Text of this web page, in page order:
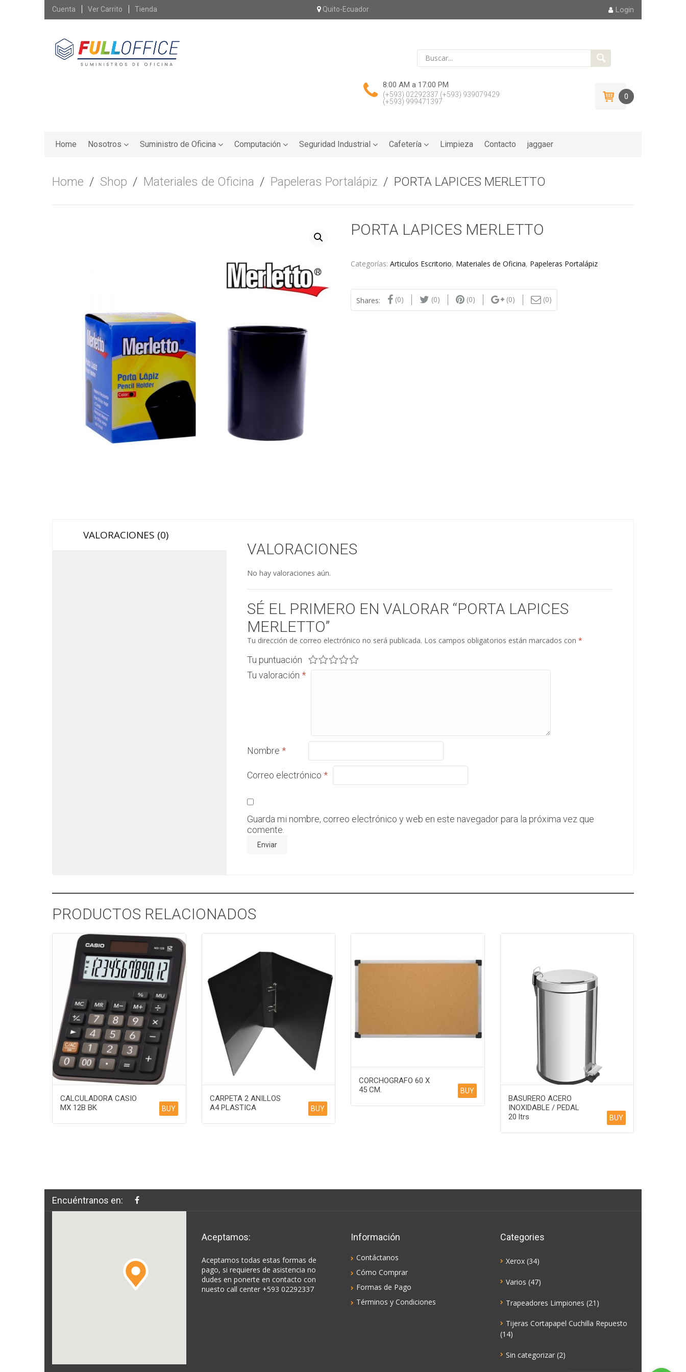
Skip
Cuenta Ver Carrito Tienda Quito-Ecuador Login
8:00 AM a 17:00 PM
(+593) 02292337 (+593) 939079429
(+593) 999471397
0
to
Home Nosotros Suministro de Oficina Computación Seguridad Industrial Cafetería Limpieza Contacto jaggaer
Home / Shop / Materiales de Oficina / Papeleras Portalápiz / PORTA LAPICES MERLETTO
PORTA LAPICES MERLETTO
Categorías: Articulos Escritorio, Materiales de Oficina, Papeleras Portalápiz
Shares: (0) (0) (0) (0) (0)
VALORACIONES (0)
VALORACIONES
No hay valoraciones aún.
SÉ EL PRIMERO EN VALORAR “PORTA LAPICES
MERLETTO”
Tu dirección de correo electrónico no será publicada. Los campos obligatorios están marcados con*
Tu puntuación
Tu valoración*
Nombre*
Correo electrónico*
Guarda mi nombre, correo electrónico y web en este navegador para la próxima vez que
comente.
PRODUCTOS RELACIONADOS
CALCULADORA CASIO
MX 12B BK
BUY
CARPETA 2 ANILLOS
A4 PLASTICA
BUY
CORCHOGRAFO 60 X
45 CM.
BUY
BASURERO ACERO
INOXIDABLE / PEDAL
20 ltrs
BUY
Encuéntranos en:
Aceptamos:
Aceptamos todas estas formas de
pago, si requieres de asistencia no
dudes en ponerte en contacto con
nuesto call center +593 02292337
Información
Contáctanos
Cómo Comprar
Formas de Pago
Términos y Condiciones
Categories
Xerox (34)
Varios (47)
Trapeadores Limpiones (21)
Tijeras Cortapapel Cuchilla Repuesto
(14)
Sin categorizar (2)